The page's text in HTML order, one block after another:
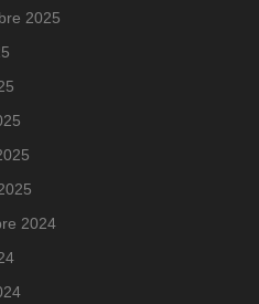
2025
2024